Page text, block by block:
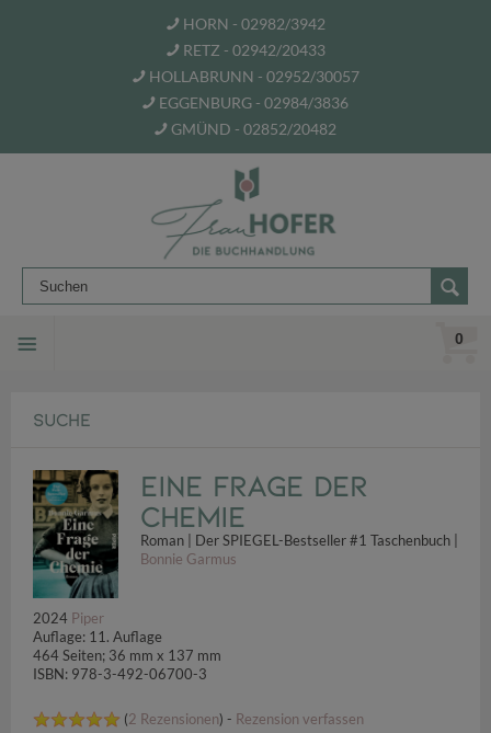
HORN - 02982/3942
RETZ - 02942/20433
HOLLABRUNN - 02952/30057
EGGENBURG - 02984/3836
GMÜND - 02852/20482
0
SUCHE
Eine Frage der
Chemie
Roman | Der SPIEGEL-Bestseller #1 Taschenbuch |
Bonnie Garmus
2024 Piper
Auflage: 11. Auflage
464 Seiten; 36 mm x 137 mm
ISBN: 978-3-492-06700-3
(2 Rezensionen) - Rezension verfassen